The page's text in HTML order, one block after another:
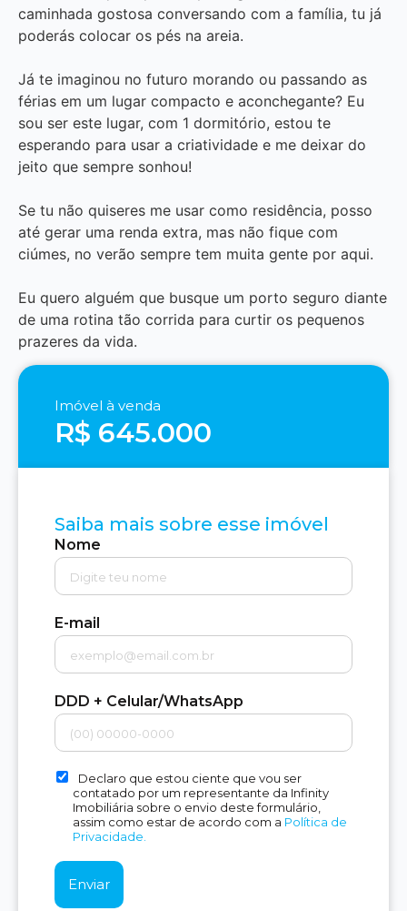
caminhada gostosa conversando com a família, tu já
poderás colocar os pés na areia.
Já te imaginou no futuro morando ou passando as
férias em um lugar compacto e aconchegante? Eu
sou ser este lugar, com 1 dormitório, estou te
esperando para usar a criatividade e me deixar do
jeito que sempre sonhou!
Se tu não quiseres me usar como residência, posso
até gerar uma renda extra, mas não fique com
ciúmes, no verão sempre tem muita gente por aqui.
Eu quero alguém que busque um porto seguro diante
de uma rotina tão corrida para curtir os pequenos
prazeres da vida.
Imóvel à venda
R$ 645.000
Saiba mais sobre esse imóvel
Nome
E-mail
DDD + Celular/WhatsApp
Declaro que estou ciente que vou ser
contatado por um representante da Infinity
Imobiliária sobre o envio deste formulário,
assim como estar de acordo com a Política de
Privacidade.